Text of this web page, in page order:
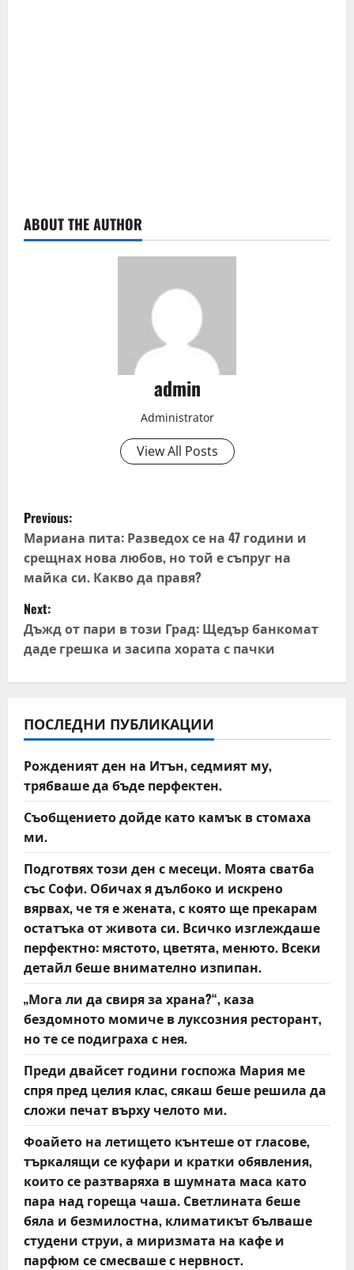
ABOUT THE AUTHOR
admin
Administrator
View All Posts
P
o
s
t
n
a
v
i
g
a
t
i
o
n
Previous:
Мариана пита: Разведох се на 47 години и
срещнах нова любов, но той е съпруг на
майка си. Какво да правя?
Next:
Дъжд от пари в този Град: Щедър банкомат
даде грешка и засипа хората с пачки
ПОСЛЕДНИ ПУБЛИКАЦИИ
Рожденият ден на Итън, седмият му,
трябваше да бъде перфектен.
Съобщението дойде като камък в стомаха
ми.
Подготвях този ден с месеци. Моята сватба
със Софи. Обичах я дълбоко и искрено
вярвах, че тя е жената, с която ще прекарам
остатъка от живота си. Всичко изглеждаше
перфектно: мястото, цветята, менюто. Всеки
детайл беше внимателно изпипан.
„Мога ли да свиря за храна?“, каза
бездомното момиче в луксозния ресторант,
но те се подиграха с нея.
Преди двайсет години госпожа Мария ме
спря пред целия клас, сякаш беше решила да
сложи печат върху челото ми.
Фоайето на летището кънтеше от гласове,
търкалящи се куфари и кратки обявления,
които се разтваряха в шумната маса като
пара над гореща чаша. Светлината беше
бяла и безмилостна, климатикът бълваше
студени струи, а миризмата на кафе и
парфюм се смесваше с нервност.